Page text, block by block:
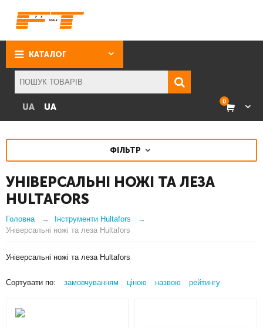
КАТАЛОГ
UA UA
0
ФІЛЬТР
УНІВЕРСАЛЬНІ НОЖІ ТА ЛЕЗА
HULTAFORS
Головна
Інструменти Hultafors
Універсальні ножі та леза Hultafors
Універсальні ножі та леза Hultafors
Сортувати по: замовчуванням ціною назвою рейтингу